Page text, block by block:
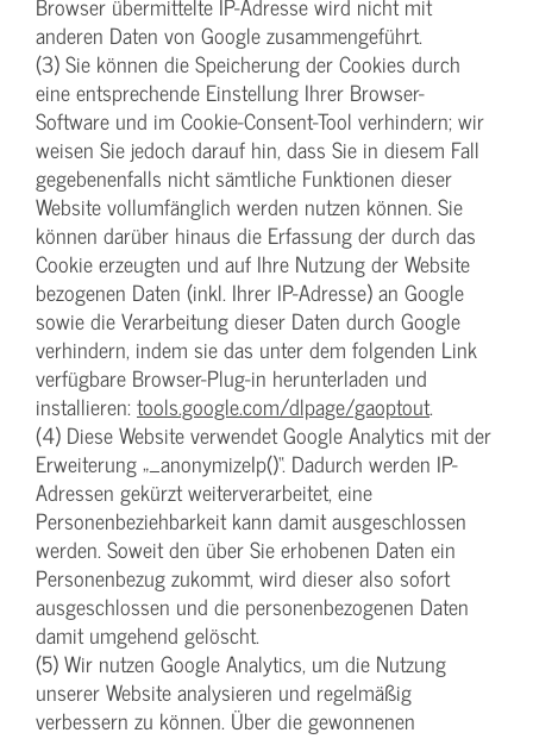
anderen Daten von Google zusammengeführt.
(3) Sie können die Speicherung der Cookies durch
eine entsprechende Einstellung Ihrer Browser-
Software und im Cookie-Consent-Tool verhindern; wir
weisen Sie jedoch darauf hin, dass Sie in diesem Fall
gegebenenfalls nicht sämtliche Funktionen dieser
Website vollumfänglich werden nutzen können. Sie
können darüber hinaus die Erfassung der durch das
Cookie erzeugten und auf Ihre Nutzung der Website
bezogenen Daten (inkl. Ihrer IP-Adresse) an Google
sowie die Verarbeitung dieser Daten durch Google
verhindern, indem sie das unter dem folgenden Link
verfügbare Browser-Plug-in herunterladen und
installieren: tools.google.com/dlpage/gaoptout.
(4) Diese Website verwendet Google Analytics mit der
Erweiterung „_anonymizeIp()“. Dadurch werden IP-
Adressen gekürzt weiterverarbeitet, eine
Personenbeziehbarkeit kann damit ausgeschlossen
werden. Soweit den über Sie erhobenen Daten ein
Personenbezug zukommt, wird dieser also sofort
ausgeschlossen und die personenbezogenen Daten
damit umgehend gelöscht.
(5) Wir nutzen Google Analytics, um die Nutzung
unserer Website analysieren und regelmäßig
verbessern zu können. Über die gewonnenen